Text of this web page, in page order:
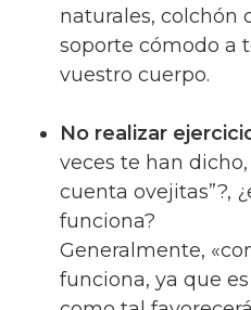
naturales, colchón
soporte cómodo a
vuestro cuerpo.
No realizar
veces te han
cuenta ovejitas”?,
funciona?
Generalmente,
funciona, ya que